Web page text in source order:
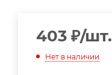
403 ₽/шт.
Нет в наличии